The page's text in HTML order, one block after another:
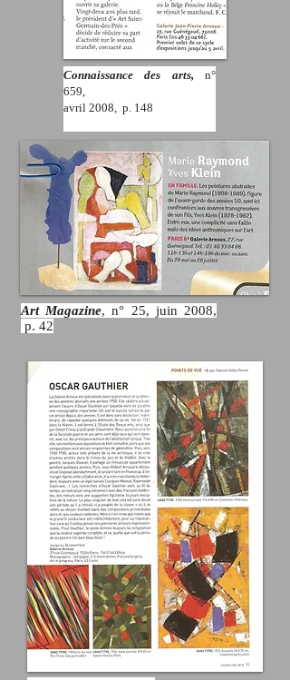
Connaissance des arts, n°
659,
avril 2008, p. 148
Art Magazine, n° 25, juin 2008,
p. 42